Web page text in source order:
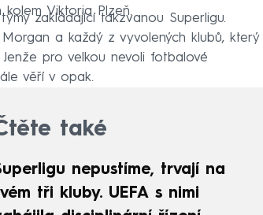
Viktoria Plzeň.
zakládající takzvanou Superligu.
a každý z vyvolených klubů, který
pro velkou nevoli fotbalové
věří v opak.
také
nepustíme, trvají na
tři kluby. UEFA s nimi